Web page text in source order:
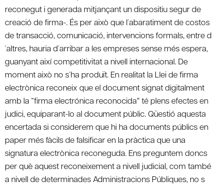
reconegut i generada mitjançant un dispositiu segur de
creació de firma-. És per això que l´abaratiment de costos
de transacció, comunicació, intervencions formals, entre d
´altres, hauria d´arribar a les empreses sense més espera,
guanyant així competitivitat a nivell internacional. De
moment això no s´ha produït. En realitat la Llei de firma
electrònica reconeix que el document signat digitalment
amb la “firma electrónica reconocida” té plens efectes en
judici, equiparant-lo al document públic. Qüestió aquesta
encertada si considerem que hi ha documents públics en
paper més fàcils de falsificar en la pràctica que una
signatura electrònica reconeguda. Ens preguntem doncs
per què aquest reconeixement a nivell judicial, com també
a nivell de determinades Administracions Públiques, no s